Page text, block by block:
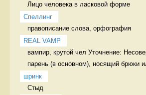
Лицо человека в ласковой форме
Спеллинг
правописание слова, орфография
REAL VAMP
вампир, крутой чел Уточнение:
парень (в основном), носящий брюки
шринк
Стыд